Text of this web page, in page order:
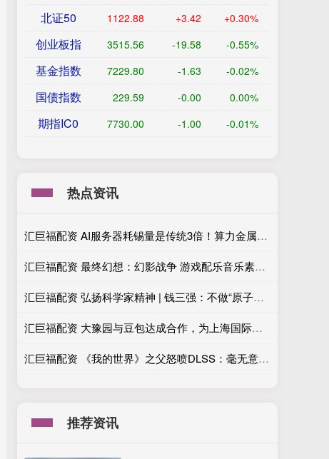
北证50 1122.88 +3.42 +0.30%
创业板指 3515.56 -19.58 -0.55%
基金指数 7229.80 -1.63 -0.02%
国债指数 229.59 -0.00 0.00%
期指IC0 7730.00 -1.00 -0.01%
热点资讯
汇巨福配资 AI服务器耗锡量是传统3倍！算力金属涨价背后的真实供需账
汇巨福配资 最终幻想：幻影战争 游戏配乐音乐素材第四季
汇巨福配资 弘扬科学家精神 | 钱三强：不做“原子弹之父”，甘为“铺路石”
汇巨福配资 大豫园与豆包达成合作，为上海国际花卉节“花花大豫园”提供AI解说服务
汇巨福配资 《我的世界》之父怒喷DLSS：毫无意义 纯自欺欺人！
推荐资讯